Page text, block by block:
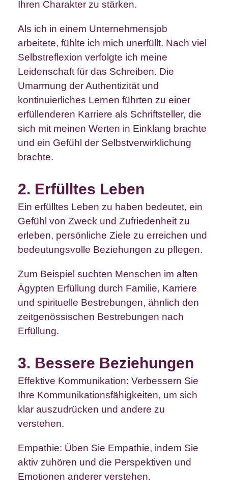
Ihren Charakter zu stärken.
Als ich in einem Unternehmensjob
arbeitete, fühlte ich mich unerfüllt. Nach viel
Selbstreflexion verfolgte ich meine
Leidenschaft für das Schreiben. Die
Umarmung der Authentizität und
kontinuierliches Lernen führten zu einer
erfüllenderen Karriere als Schriftsteller, die
sich mit meinen Werten in Einklang brachte
und ein Gefühl der Selbstverwirklichung
brachte.
2. Erfülltes Leben
Ein erfülltes Leben zu haben bedeutet, ein
Gefühl von Zweck und Zufriedenheit zu
erleben, persönliche Ziele zu erreichen und
bedeutungsvolle Beziehungen zu pflegen.
Zum Beispiel suchten Menschen im alten
Ägypten Erfüllung durch Familie, Karriere
und spirituelle Bestrebungen, ähnlich den
zeitgenössischen Bestrebungen nach
Erfüllung.
3. Bessere Beziehungen
Effektive Kommunikation: Verbessern Sie
Ihre Kommunikationsfähigkeiten, um sich
klar auszudrücken und andere zu
verstehen.
Empathie: Üben Sie Empathie, indem Sie
aktiv zuhören und die Perspektiven und
Emotionen anderer verstehen.